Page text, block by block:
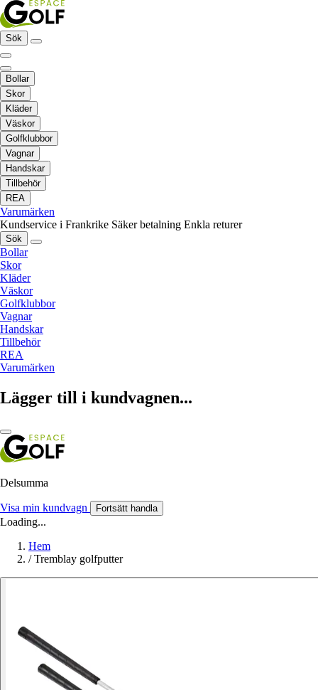
Sök
Bollar
Skor
Kläder
Väskor
Golfklubbor
Vagnar
Handskar
Tillbehör
REA
Varumärken
Kundservice i Frankrike Säker betalning Enkla returer
Sök
Bollar
Skor
Kläder
Väskor
Golfklubbor
Vagnar
Handskar
Tillbehör
REA
Varumärken
Lägger till i kundvagnen...
Delsumma
Visa min kundvagn Fortsätt handla
Loading...
Hem
/ Tremblay golfputter